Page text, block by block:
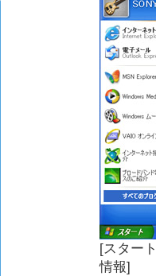
[スター
情報]